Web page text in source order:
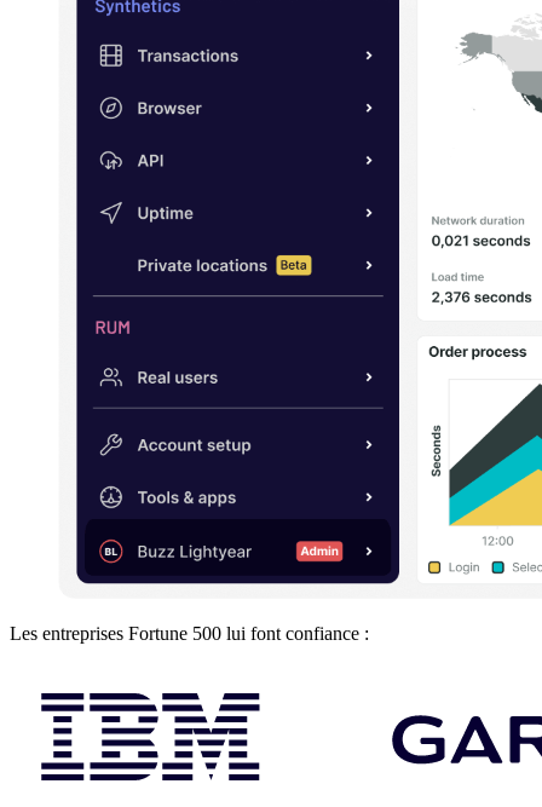
Les entreprises Fortune 500 lui font confiance :